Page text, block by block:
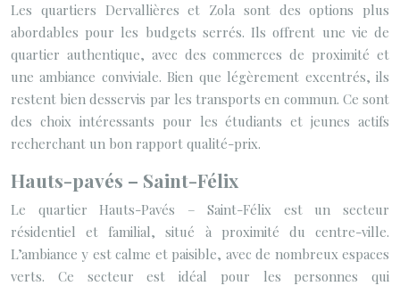
Les quartiers Dervallières et Zola sont des options plus
abordables pour les budgets serrés. Ils offrent une vie de
quartier authentique, avec des commerces de proximité et
une ambiance conviviale. Bien que légèrement excentrés, ils
restent bien desservis par les transports en commun. Ce sont
des choix intéressants pour les étudiants et jeunes actifs
recherchant un bon rapport qualité-prix.
Hauts-pavés – Saint-Félix
Le quartier Hauts-Pavés – Saint-Félix est un secteur
résidentiel et familial, situé à proximité du centre-ville.
L’ambiance y est calme et paisible, avec de nombreux espaces
verts. Ce secteur est idéal pour les personnes qui